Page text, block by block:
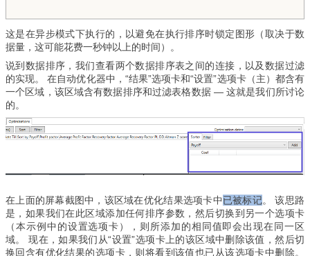
这是在异步模式下执行的，以避免在执行排序时锁定图形（取决于数
据量，这可能花费一秒钟以上的时间）。
说到数据排序，我们查看两个数据排序表之间的连接，以及数据过滤
的实现。 在自动优化器中，“结果”选项卡和“设置”选项卡（主）都含有
一个区域，该区域含有数据排序和过滤表格数据 — 这就是我们所讨论
的。
在上面的屏幕截图中，该区域在优化结果选项卡中已被标记。 该思路
是，如果我们在此区域添加任何排序参数，然后切换到另一个选项卡
（本示例中的设置选项卡），则所添加的相同值即会出现在同一区
域。 现在，如果我们从“设置”选项卡上的该区域中删除该值，然后切
换回含有优化结果的选项卡，则将看到该值也已从该选项卡中删除。